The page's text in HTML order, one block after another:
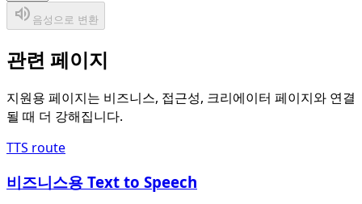
volume_up 음성으로 변환
관련 페이지
지원용 페이지는 비즈니스, 접근성, 크리에이터 페이지와 연결
될 때 더 강해집니다.
TTS route
비즈니스용 Text to Speech